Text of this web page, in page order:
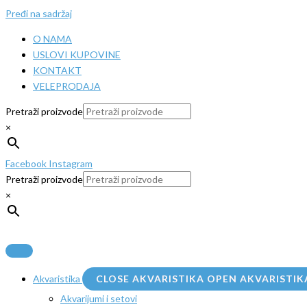
Pređi na sadržaj
O NAMA
USLOVI KUPOVINE
KONTAKT
VELEPRODAJA
Pretraži proizvode
×
Facebook Instagram
Pretraži proizvode
×
Akvaristika CLOSE AKVARISTIKA OPEN
Akvarijumi i setovi